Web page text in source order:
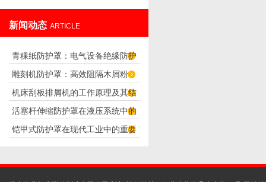
新闻动态 ARTICLE
青稞纸防护罩：电气设备绝缘防护
专用方案
雕刻机防护罩：高效阻隔木屑粉
尘，守护设备精度与安全
机床刮板排屑机的工作原理及其结
构分析
活塞杆伸缩防护罩在液压系统中的
应用
铠甲式防护罩在现代工业中的重要